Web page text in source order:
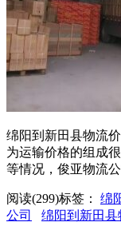
绵阳到新田县物流
为运输价格的组成
等情况，俊亚物流
阅读(299)标签： 绵
公司
绵阳到新田县